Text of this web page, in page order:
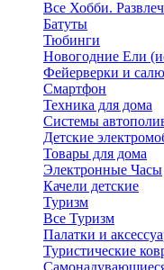
Все Хобби.
Батуты
Тюбинги
Новогодние Ели
Фейерверки и
Смартфон
Техника для дома
Системы
Детские
Товары для дома
Электронные Часы
Качели детские
Туризм
Все Туризм
Палатки и
Туристические